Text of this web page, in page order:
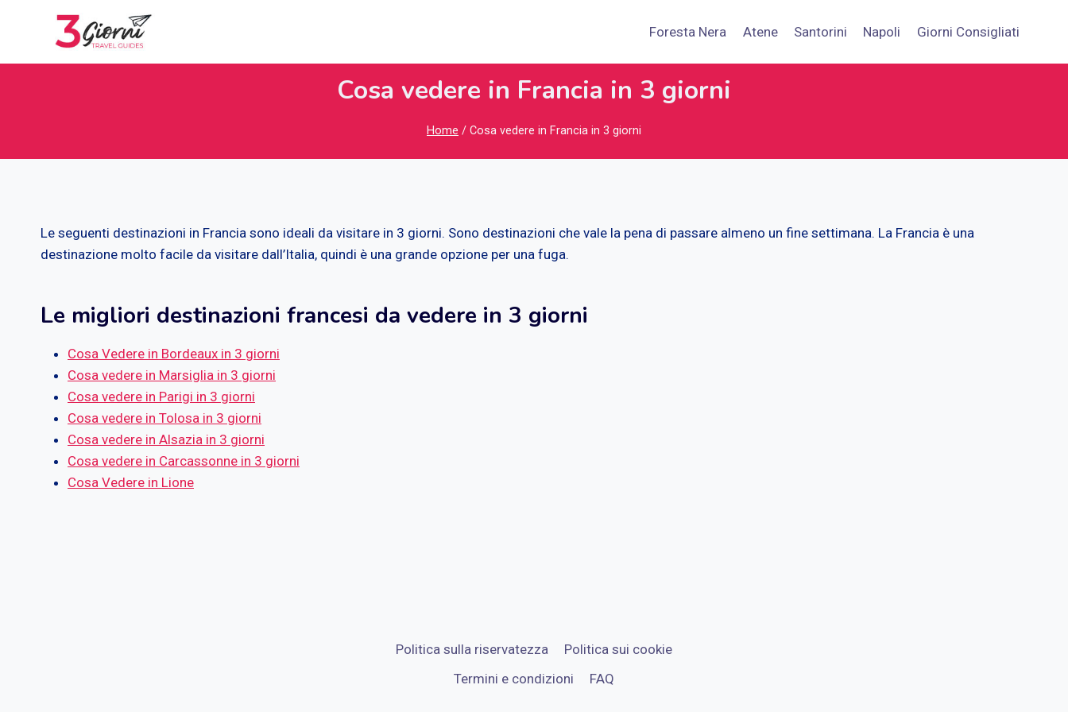
Foresta Nera Atene Santorini Napoli Giorni Consigliati
Cosa vedere in Francia in 3 giorni
Home / Cosa vedere in Francia in 3 giorni
Le seguenti destinazioni in Francia sono ideali da visitare in 3 giorni. Sono destinazioni che vale la pena di passare almeno un fine settimana. La Francia è una
destinazione molto facile da visitare dall’Italia, quindi è una grande opzione per una fuga.
Le migliori destinazioni francesi da vedere in 3 giorni
Cosa Vedere in Bordeaux in 3 giorni
Cosa vedere in Marsiglia in 3 giorni
Cosa vedere in Parigi in 3 giorni
Cosa vedere in Tolosa in 3 giorni
Cosa vedere in Alsazia in 3 giorni
Cosa vedere in Carcassonne in 3 giorni
Cosa Vedere in Lione
Politica sulla riservatezza
Politica sui cookie
Termini e condizioni
FAQ